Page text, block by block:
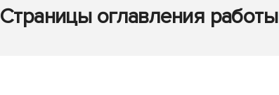
Страницы оглавления работы